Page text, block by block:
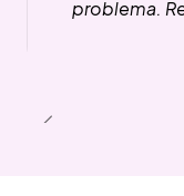
problema.